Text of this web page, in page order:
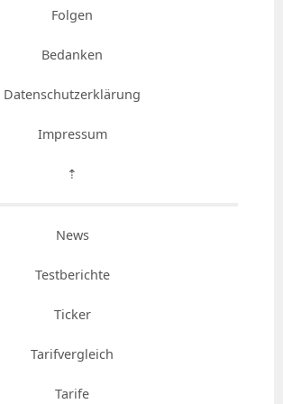
Folgen
Bedanken
Datenschutzerklärung
Impressum
⇡
News
Testberichte
Ticker
Tarifvergleich
Tarife